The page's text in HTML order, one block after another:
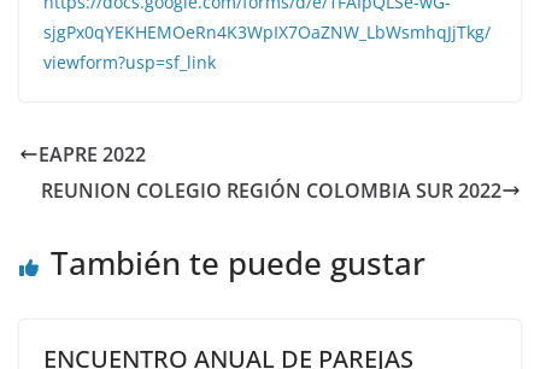
sjgPx0qYEKHEMOeRn4K3WpIX7OaZNW_LbWsmhqJjTkg/
viewform?usp=sf_link
EAPRE 2022
REUNION COLEGIO REGIÓN COLOMBIA SUR 2022
También te puede gustar
ENCUENTRO ANUAL DE PAREJAS